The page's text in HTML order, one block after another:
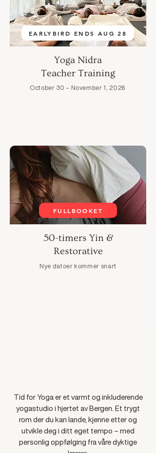
EARLYBIRD ENDS AUG 28
Yoga Nidra
Teacher Training
October 30 – November 1, 2026
FULLBOOKET
50-timers Yin &
Restorative
Nye datoer kommer snart
Tid for Yoga er et varmt og inkluderende
yogastudio i hjertet av Bergen. Et trygt
rom der du kan lande, kjenne etter og
utvikle deg i ditt eget tempo – med
personlig oppfølging fra våre dyktige